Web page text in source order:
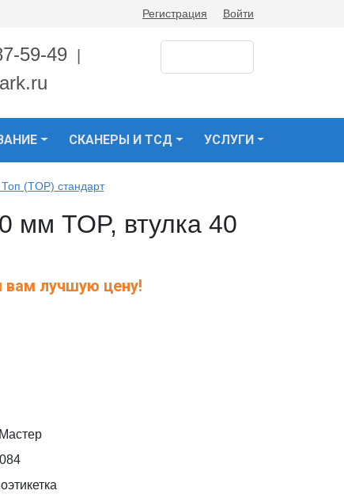
Регистрация Войти
59-49
СКАНЕРЫ И ТСД УСЛУГИ
(TOP) стандарт
мм TOP, втулка 40
лучшую цену!